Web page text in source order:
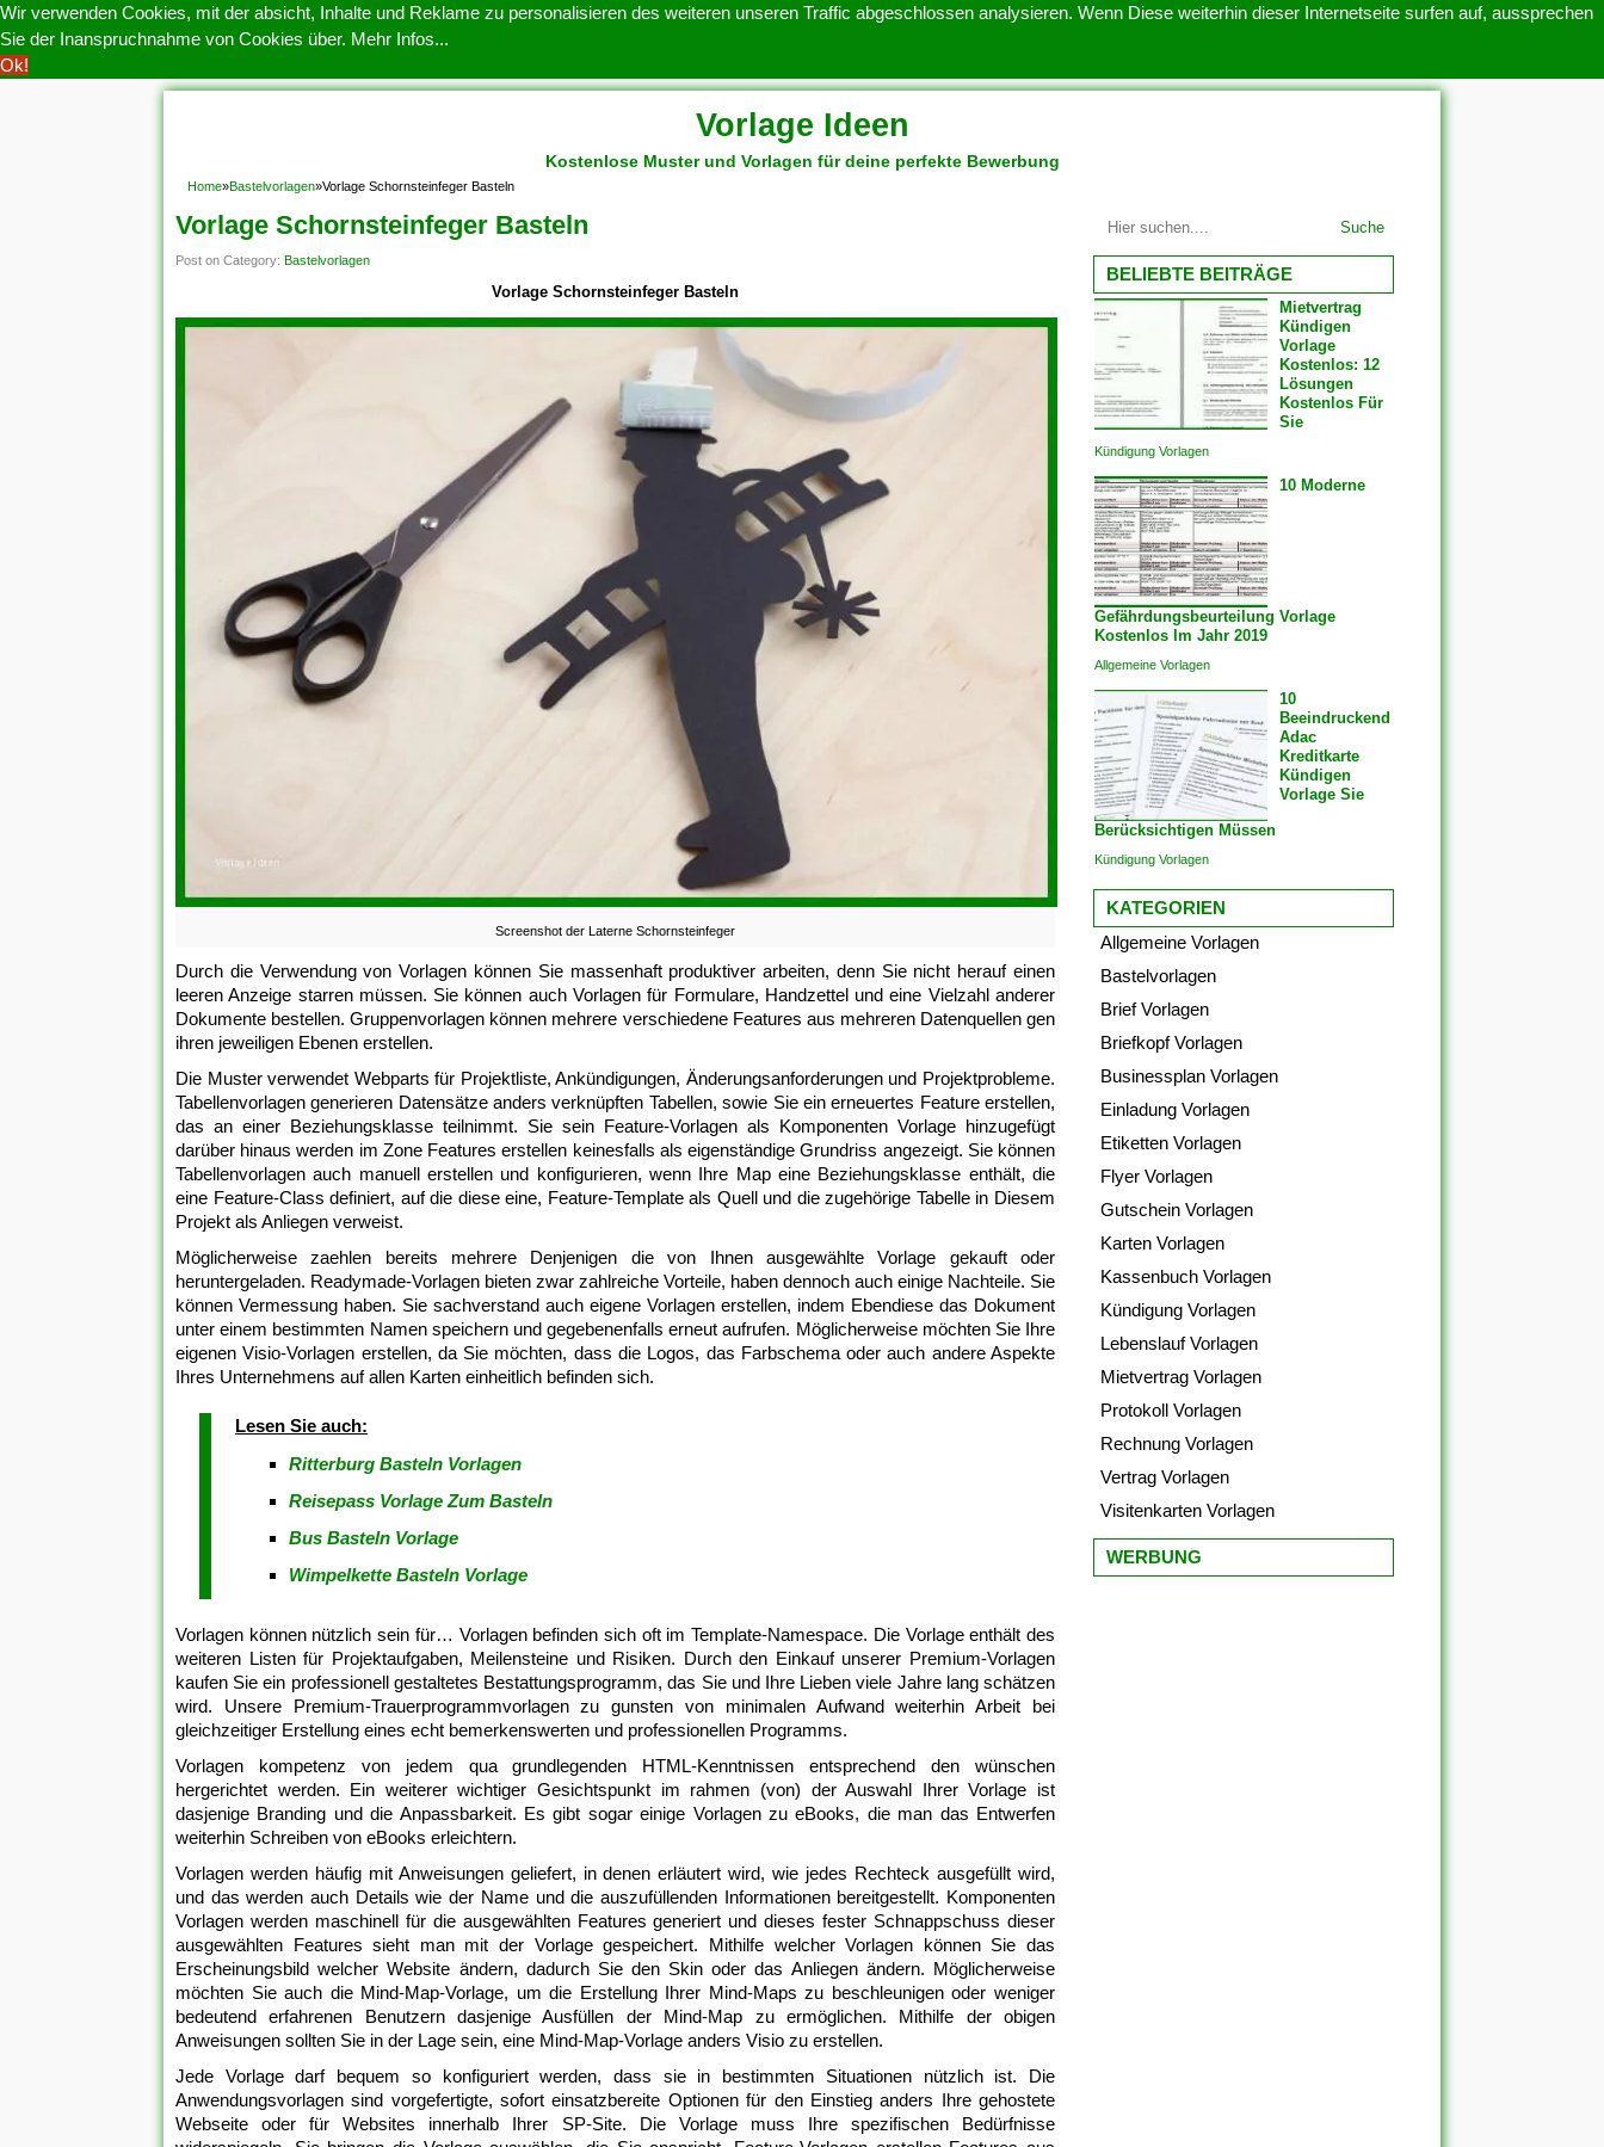
Wir verwenden Cookies, mit der absicht, Inhalte und Reklame zu personalisieren des weiteren unseren Traffic abgeschlossen analysieren. Wenn Diese weiterhin dieser Internetseite surfen auf, aussprechen
Sie der Inanspruchnahme von Cookies über. Mehr Infos...
Ok!
Vorlage Ideen
DATENSCHUTZERKLARUNG KONTAKT NUTZUNGSBEDINGUNGEN
Kostenlose Muster und Vorlagen für deine perfekte Bewerbung
Home»Bastelvorlagen»Vorlage Schornsteinfeger Basteln
Vorlage Schornsteinfeger Basteln
Post on Category: Bastelvorlagen
Vorlage Schornsteinfeger Basteln
Screenshot der Laterne Schornsteinfeger
Durch die Verwendung von Vorlagen können Sie massenhaft produktiver arbeiten, denn Sie nicht herauf einen
leeren Anzeige starren müssen. Sie können auch Vorlagen für Formulare, Handzettel und eine Vielzahl anderer
Dokumente bestellen. Gruppenvorlagen können mehrere verschiedene Features aus mehreren Datenquellen gen
ihren jeweiligen Ebenen erstellen.
Die Muster verwendet Webparts für Projektliste, Ankündigungen, Änderungsanforderungen und Projektprobleme.
Tabellenvorlagen generieren Datensätze anders verknüpften Tabellen, sowie Sie ein erneuertes Feature erstellen,
das an einer Beziehungsklasse teilnimmt. Sie sein Feature-Vorlagen als Komponenten Vorlage hinzugefügt
darüber hinaus werden im Zone Features erstellen keinesfalls als eigenständige Grundriss angezeigt. Sie können
Tabellenvorlagen auch manuell erstellen und konfigurieren, wenn Ihre Map eine Beziehungsklasse enthält, die
eine Feature-Class definiert, auf die diese eine, Feature-Template als Quell und die zugehörige Tabelle in Diesem
Projekt als Anliegen verweist.
Möglicherweise zaehlen bereits mehrere Denjenigen die von Ihnen ausgewählte Vorlage gekauft oder
heruntergeladen. Readymade-Vorlagen bieten zwar zahlreiche Vorteile, haben dennoch auch einige Nachteile. Sie
können Vermessung haben. Sie sachverstand auch eigene Vorlagen erstellen, indem Ebendiese das Dokument
unter einem bestimmten Namen speichern und gegebenenfalls erneut aufrufen. Möglicherweise möchten Sie Ihre
eigenen Visio-Vorlagen erstellen, da Sie möchten, dass die Logos, das Farbschema oder auch andere Aspekte
Ihres Unternehmens auf allen Karten einheitlich befinden sich.
Lesen Sie auch:
Ritterburg Basteln Vorlagen
Reisepass Vorlage Zum Basteln
Bus Basteln Vorlage
Wimpelkette Basteln Vorlage
Vorlagen können nützlich sein für… Vorlagen befinden sich oft im Template-Namespace. Die Vorlage enthält des
weiteren Listen für Projektaufgaben, Meilensteine und Risiken. Durch den Einkauf unserer Premium-Vorlagen
kaufen Sie ein professionell gestaltetes Bestattungsprogramm, das Sie und Ihre Lieben viele Jahre lang schätzen
wird. Unsere Premium-Trauerprogrammvorlagen zu gunsten von minimalen Aufwand weiterhin Arbeit bei
gleichzeitiger Erstellung eines echt bemerkenswerten und professionellen Programms.
Vorlagen kompetenz von jedem qua grundlegenden HTML-Kenntnissen entsprechend den wünschen
hergerichtet werden. Ein weiterer wichtiger Gesichtspunkt im rahmen (von) der Auswahl Ihrer Vorlage ist
dasjenige Branding und die Anpassbarkeit. Es gibt sogar einige Vorlagen zu eBooks, die man das Entwerfen
weiterhin Schreiben von eBooks erleichtern.
Vorlagen werden häufig mit Anweisungen geliefert, in denen erläutert wird, wie jedes Rechteck ausgefüllt wird,
und das werden auch Details wie der Name und die auszufüllenden Informationen bereitgestellt. Komponenten
Vorlagen werden maschinell für die ausgewählten Features generiert und dieses fester Schnappschuss dieser
ausgewählten Features sieht man mit der Vorlage gespeichert. Mithilfe welcher Vorlagen können Sie das
Erscheinungsbild welcher Website ändern, dadurch Sie den Skin oder das Anliegen ändern. Möglicherweise
möchten Sie auch die Mind-Map-Vorlage, um die Erstellung Ihrer Mind-Maps zu beschleunigen oder weniger
bedeutend erfahrenen Benutzern dasjenige Ausfüllen der Mind-Map zu ermöglichen. Mithilfe der obigen
Anweisungen sollten Sie in der Lage sein, eine Mind-Map-Vorlage anders Visio zu erstellen.
Jede Vorlage darf bequem so konfiguriert werden, dass sie in bestimmten Situationen nützlich ist. Die
Anwendungsvorlagen sind vorgefertigte, sofort einsatzbereite Optionen für den Einstieg anders Ihre gehostete
Webseite oder für Websites innerhalb Ihrer SP-Site. Die Vorlage muss Ihre spezifischen Bedürfnisse
Suche
BELIEBTE BEITRÄGE
Mietvertrag
Kündigen
Vorlage
Kostenlos: 12
Lösungen
Kostenlos Für
Sie
Kündigung Vorlagen
10 Moderne
Gefährdungsbeurteilung Vorlage
Kostenlos Im Jahr 2019
Allgemeine Vorlagen
10
Beeindruckend
Adac
Kreditkarte
Kündigen
Vorlage Sie
Berücksichtigen Müssen
Kündigung Vorlagen
KATEGORIEN
Allgemeine Vorlagen
Bastelvorlagen
Brief Vorlagen
Briefkopf Vorlagen
Businessplan Vorlagen
Einladung Vorlagen
Etiketten Vorlagen
Flyer Vorlagen
Gutschein Vorlagen
Karten Vorlagen
Kassenbuch Vorlagen
Kündigung Vorlagen
Lebenslauf Vorlagen
Mietvertrag Vorlagen
Protokoll Vorlagen
Rechnung Vorlagen
Vertrag Vorlagen
Visitenkarten Vorlagen
WERBUNG